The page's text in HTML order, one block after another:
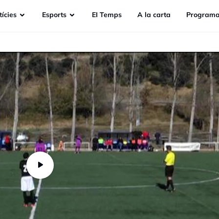
Esports EI Temps A la carta